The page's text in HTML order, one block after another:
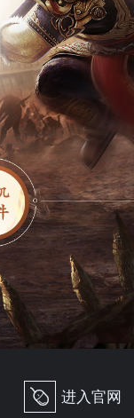
򰀄 进入官网